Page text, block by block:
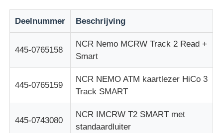
Glory NMD ATM onderdelen
OKI ATM-onderdelen
Genmega ATM -onderdelen
Factuuracceptant
Deelnummer Beschrijving
445-0765158
NCR Nemo MCRW Track 2 Read +
Smart
445-0765159
NCR NEMO ATM kaartlezer HiCo 3
Track SMART
445-0743080
NCR IMCRW T2 SMART met
standaardluiter